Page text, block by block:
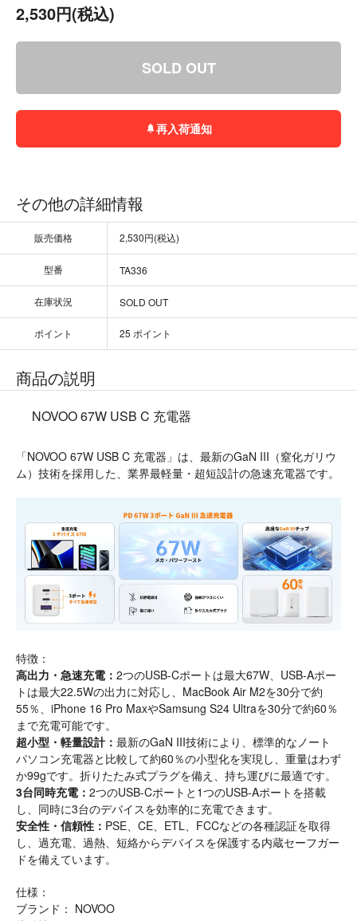
2,530円(税込)
SOLD OUT
再入荷通知
その他の詳細情報
販売価格 2,530円(税込)
型番 TA336
在庫状況 SOLD OUT
ポイント 25 ポイント
商品の説明
NOVOO 67W USB C 充電器
「NOVOO 67W USB C 充電器」は、最新のGaN III（窒化ガリウ
ム）技術を採用した、業界最軽量・超短設計の急速充電器です。
特徴：
高出力・急速充電： 2つのUSB-Cポートは最大67W、USB-Aポー
トは最大22.5Wの出力に対応し、MacBook Air M2を30分で約
55％、iPhone 16 Pro MaxやSamsung S24 Ultraを30分で約60％
まで充電可能です。
超小型・軽量設計： 最新のGaN III技術により、標準的なノート
パソコン充電器と比較して約60％の小型化を実現し、重量はわず
か99gです。折りたたみ式プラグを備え、持ち運びに最適です。
3台同時充電： 2つのUSB-Cポートと1つのUSB-Aポートを搭載
し、同時に3台のデバイスを効率的に充電できます。
安全性・信頼性： PSE、CE、ETL、FCCなどの各種認証を取得
し、過充電、過熱、短絡からデバイスを保護する内蔵セーフガー
ドを備えています。
仕様：
ブランド： NOVOO